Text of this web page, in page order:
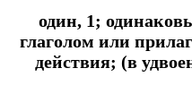
один, 1;
глаголом или
действия; (в